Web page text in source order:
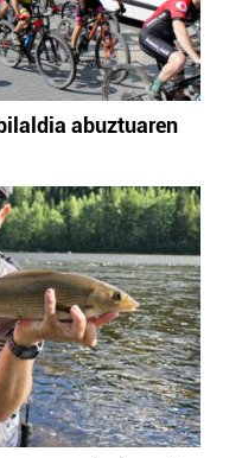
abuztuaren